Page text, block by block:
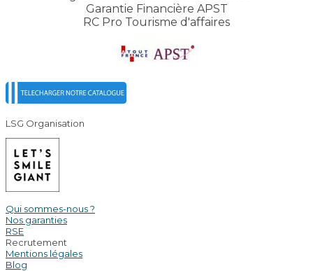
Garantie Financière APST
RC Pro Tourisme d'affaires
LSG Organisation
Qui sommes-nous ?
Nos garanties
RSE
Recrutement
Mentions légales
Blog